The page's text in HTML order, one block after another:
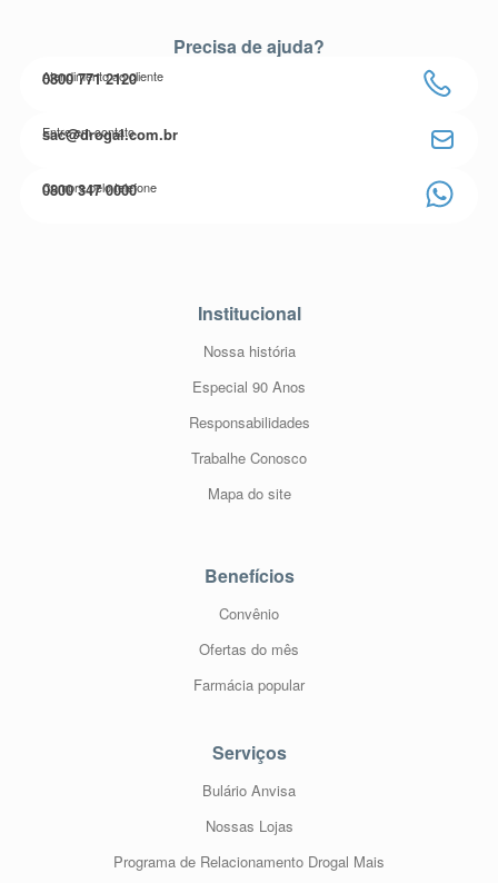
Precisa de ajuda?
Atendimento ao cliente
0800 771 2120
Entre em contato
sac@drogal.com.br
Compre pelo telefone
0800 347 0000
Institucional
Nossa história
Especial 90 Anos
Responsabilidades
Trabalhe Conosco
Mapa do site
Benefícios
Convênio
Ofertas do mês
Farmácia popular
Serviços
Bulário Anvisa
Nossas Lojas
Programa de Relacionamento Drogal Mais